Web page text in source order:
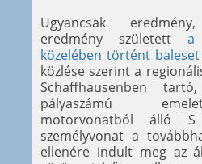
Ugyancsak
eredmény született a
közelében történt baleset
közlése szerint a
Schaffhausenben
pályaszámú
motorvonatból álló S
személyvonat a
ellenére indult meg az